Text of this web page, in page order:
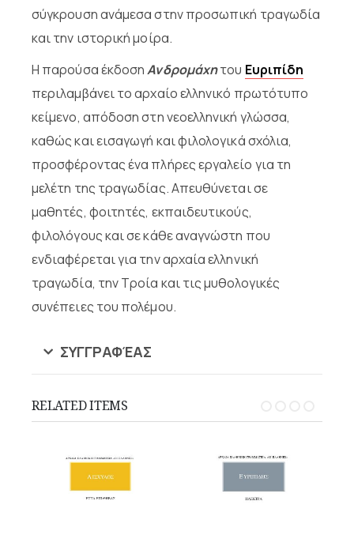
σύγκρουση ανάμεσα στην προσωπική τραγωδία
και την ιστορική μοίρα.
Η παρούσα έκδοσηΑνδρομάχητου Ευριπίδη
περιλαμβάνει το αρχαίο ελληνικό πρωτότυπο
κείμενο, απόδοση στη νεοελληνική γλώσσα,
καθώς και εισαγωγή και φιλολογικά σχόλια,
προσφέροντας ένα πλήρες εργαλείο για τη
μελέτη της τραγωδίας. Απευθύνεται σε
μαθητές, φοιτητές, εκπαιδευτικούς,
φιλολόγους και σε κάθε αναγνώστη που
ενδιαφέρεται για την αρχαία ελληνική
τραγωδία, την Τροία και τις μυθολογικές
συνέπειες του πολέμου.
ΣΥΓΓΡΑΦΈΑΣ
RELATED ITEMS